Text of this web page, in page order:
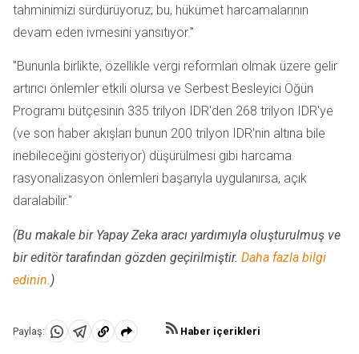
tahminimizi sürdürüyoruz; bu, hükümet harcamalarının
devam eden ivmesini yansıtıyor."
"Bununla birlikte, özellikle vergi reformları olmak üzere gelir
artırıcı önlemler etkili olursa ve Serbest Besleyici Öğün
Programı bütçesinin 335 trilyon IDR'den 268 trilyon IDR'ye
(ve son haber akışları bunun 200 trilyon IDR'nin altına bile
inebileceğini gösteriyor) düşürülmesi gibi harcama
rasyonalizasyon önlemleri başarıyla uygulanırsa, açık
daralabilir."
(Bu makale bir Yapay Zeka aracı yardımıyla oluşturulmuş ve
bir editör tarafından gözden geçirilmiştir. Daha fazla bilgi
edinin.)
Paylaş:
WhatsApp'da
Telegram'da
Panoya
Haber içerikleri